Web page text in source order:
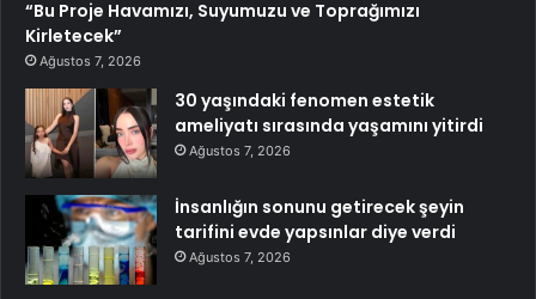
“Bu Proje Havamızı, Suyumuzu ve Toprağımızı
Kirletecek”
Ağustos 7, 2026
30 yaşındaki fenomen estetik
ameliyatı sırasında yaşamını yitirdi
Ağustos 7, 2026
İnsanlığın sonunu getirecek şeyin
tarifini evde yapsınlar diye verdi
Ağustos 7, 2026